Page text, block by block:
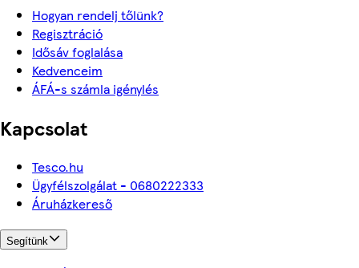
Hogyan rendelj tőlünk?
Regisztráció
Idősáv foglalása
Kedvenceim
ÁFÁ-s számla igénylés
Kapcsolat
Tesco.hu
Ügyfélszolgálat - 0680222333
Áruházkereső
Segítünk